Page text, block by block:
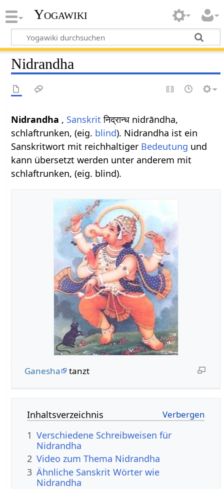
Yogawiki
Nidrandha
Nidrandha , Sanskrit निद्रान्ध nidrāndha,
schlaftrunken, (eig. blind). Nidrandha ist ein
Sanskritwort mit reichhaltiger Bedeutung und
kann übersetzt werden unter anderem mit
schlaftrunken, (eig. blind).
Ganesha tanzt
Inhaltsverzeichnis
1 Verschiedene Schreibweisen für
Nidrandha
2 Video zum Thema Nidrandha
3 Ähnliche Sanskrit Wörter wie
Nidrandha